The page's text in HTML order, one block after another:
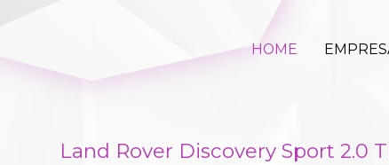
HOME
Land Rover Discovery Sport 2.0